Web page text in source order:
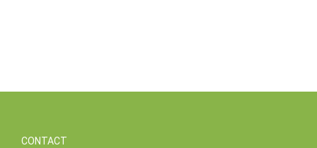
CONTACT